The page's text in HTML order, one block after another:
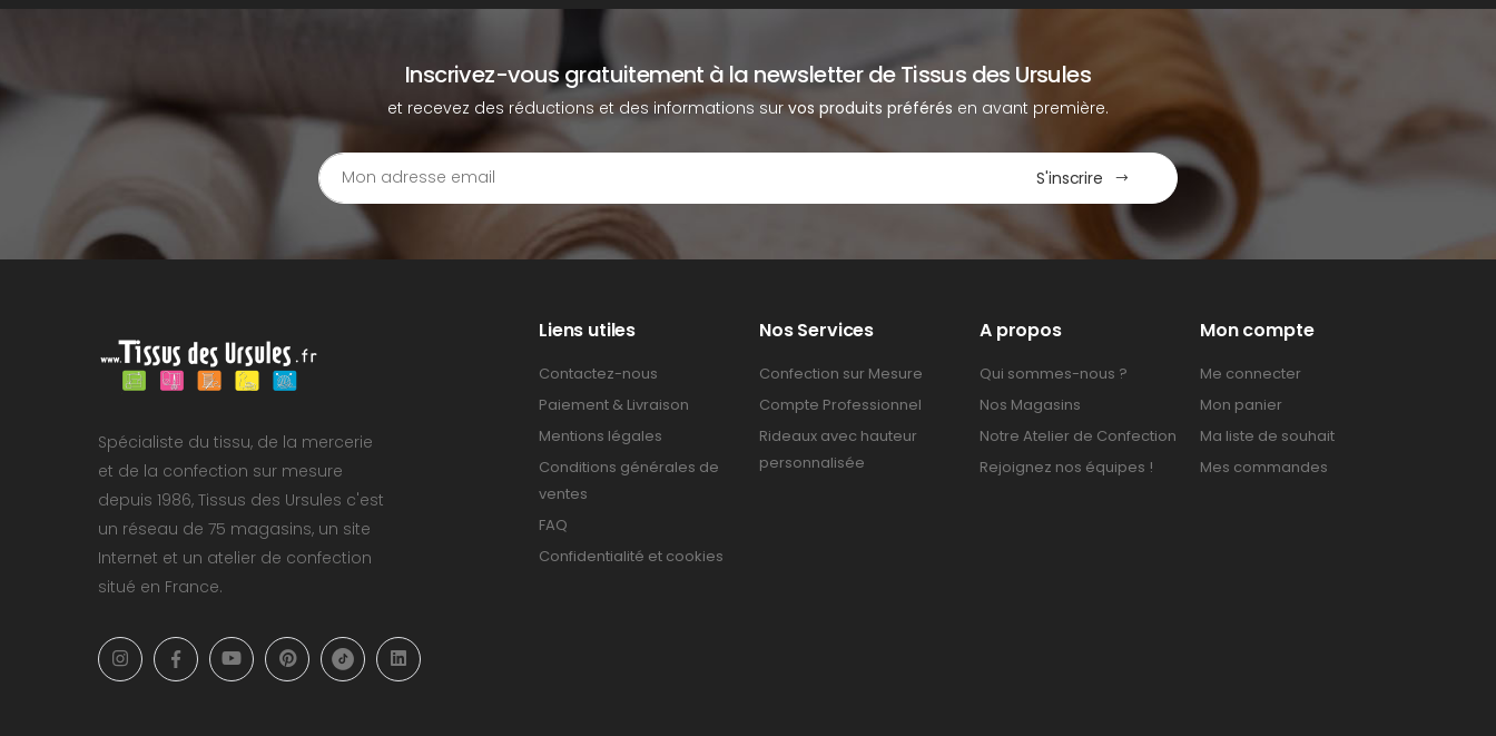
Inscrivez-vous gratuitement à la newsletter de Tissus des Ursules
et recevez des réductions et des informations survos produits préférés en avant première.
S'inscrire
Spécialiste du tissu, de la mercerie
et de la confection sur mesure
depuis 1986, Tissus des Ursules c'est
un réseau de 75 magasins, un site
Internet et un atelier de confection
situé en France.
Liens utiles
Contactez-nous
Paiement & Livraison
Mentions légales
Conditions générales de
ventes
FAQ
Confidentialité et cookies
Nos Services
Confection sur Mesure
Compte Professionnel
Rideaux avec hauteur
personnalisée
A propos
Qui sommes-nous ?
Nos Magasins
Notre Atelier de Confection
Rejoignez nos équipes !
Mon compte
Me connecter
Mon panier
Ma liste de souhait
Mes commandes